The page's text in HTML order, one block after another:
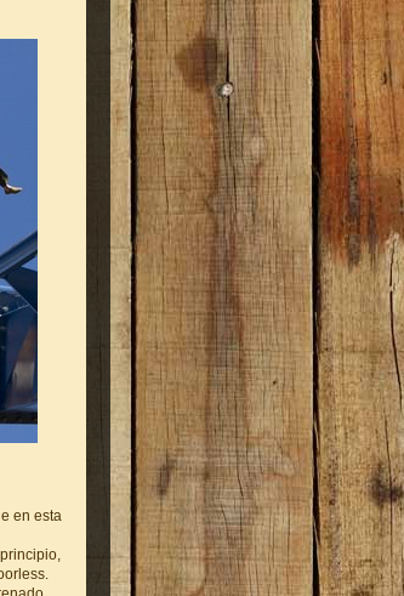
en esta